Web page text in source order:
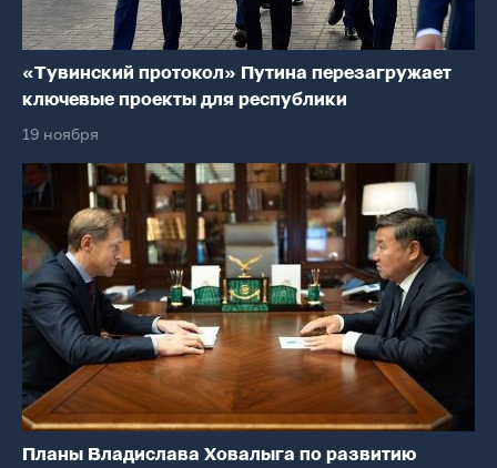
«Тувинский протокол» Путина перезагружает
ключевые проекты для республики
19 ноября
Планы Владислава Ховалыга по развитию